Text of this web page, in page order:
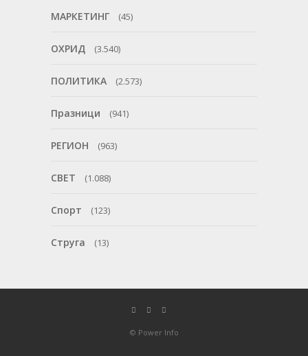
МАРКЕТИНГ (45)
ОХРИД (3.540)
ПОЛИТИКА (2.573)
Празници (941)
РЕГИОН (963)
СВЕТ (1.088)
Спорт (123)
Струга (13)
© Power Info